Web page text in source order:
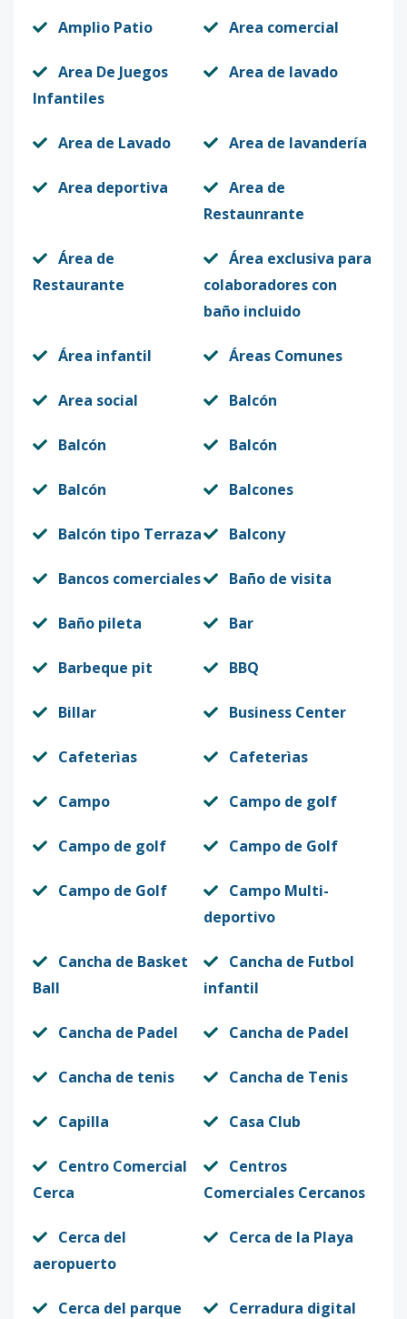
Amplio Patio Area comercial
Area De Juegos
Infantiles
Area de lavado
Area de Lavado Area de lavandería
Area deportiva
Area de
Restaunrante
Área de
Restaurante
Área exclusiva para
colaboradores con
baño incluido
Área infantil Áreas Comunes
Area social Balcón
Balcón Balcón
Balcón Balcones
Balcón tipo Terraza Balcony
Bancos comerciales Baño de visita
Baño pileta Bar
Barbeque pit BBQ
Billar Business Center
Cafeterìas Cafeterìas
Campo Campo de golf
Campo de golf Campo de Golf
Campo de Golf
Campo Multi-
deportivo
Cancha de Basket
Ball
Cancha de Futbol
infantil
Cancha de Padel Cancha de Padel
Cancha de tenis Cancha de Tenis
Capilla Casa Club
Centro Comercial
Cerca
Centros
Comerciales Cercanos
Cerca del
aeropuerto
Cerca de la Playa
Cerca del parque Cerradura digital